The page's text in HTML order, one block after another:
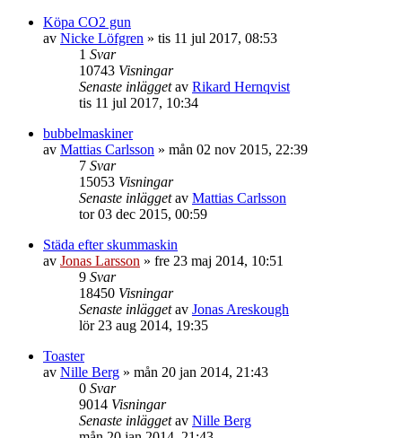
Köpa CO2 gun
av Nicke Löfgren » tis 11 jul 2017, 08:53
1 Svar
10743 Visningar
Senaste inläggetav Rikard Hernqvist
tis 11 jul 2017, 10:34
bubbelmaskiner
av Mattias Carlsson » mån 02 nov 2015, 22:39
7 Svar
15053 Visningar
Senaste inläggetav Mattias Carlsson
tor 03 dec 2015, 00:59
Städa efter skummaskin
av Jonas Larsson » fre 23 maj 2014, 10:51
9 Svar
18450 Visningar
Senaste inläggetav Jonas Areskough
lör 23 aug 2014, 19:35
Toaster
av Nille Berg » mån 20 jan 2014, 21:43
0 Svar
9014 Visningar
Senaste inläggetav Nille Berg